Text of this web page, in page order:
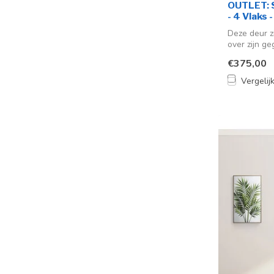
- 4 Vlaks
Deze deur
over zijn
€375,00
Vergelijk